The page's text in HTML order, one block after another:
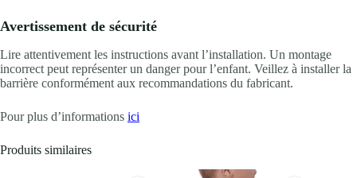
Avertissement de sécurité
Lire attentivement les instructions avant l’installation. Un montage
incorrect peut représenter un danger pour l’enfant. Veillez à installer la
barrière conformément aux recommandations du fabricant.
Pour plus d’informations ici
Produits similaires